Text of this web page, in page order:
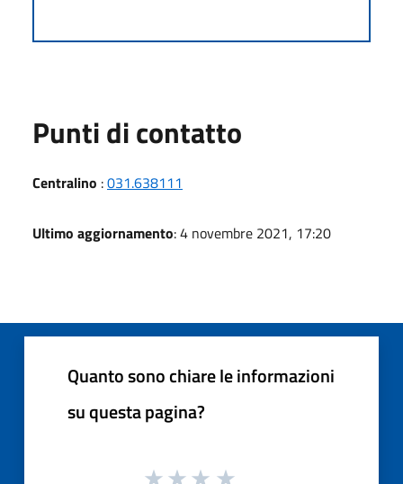
Punti di contatto
Centralino :031.638111
Ultimo aggiornamento: 4 novembre 2021, 17:20
Quanto sono chiare le informazioni
su questa pagina?